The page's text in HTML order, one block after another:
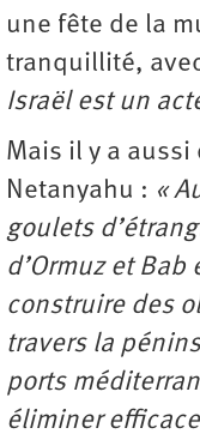
une fête de la
tranquillité,
Israël est un
Mais il y a aussi
Netanyahu : «
goulets
d’Ormuz et
construire des
travers la
ports
éliminer